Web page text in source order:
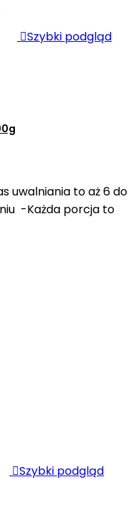
Szybki podgląd
uwalniania to aż 6 do
-Każda porcja to
Szybki podgląd